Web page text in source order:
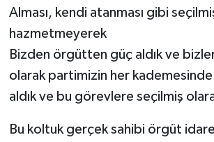
Alması, kendi atanması gibi
hazmetmeyerek
Bizden örgütten güç aldık ve
olarak partimizin her
aldık ve bu görevlere seçilmiş
Bu koltuk gerçek sahibi örgüt